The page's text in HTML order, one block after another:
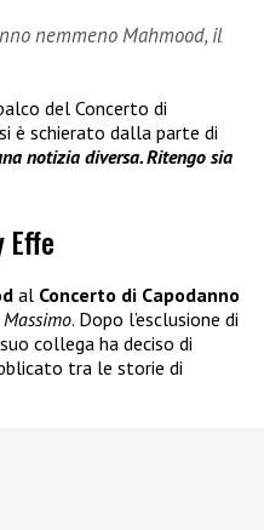
nemmeno Mahmood, il
del Concerto di
è schierato dalla parte di
notizia diversa. Ritengo sia
Effe
al Concerto di Capodanno
. Dopo l’esclusione di
collega ha deciso di
tra le storie di